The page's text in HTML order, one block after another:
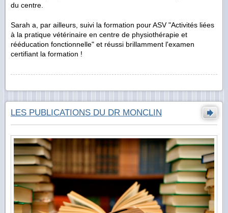
du centre.
Sarah a, par ailleurs, suivi la formation pour ASV "Activités liées
à la pratique vétérinaire en centre de physiothérapie et
rééducation fonctionnelle" et réussi brillamment l'examen
certifiant la formation !
LES PUBLICATIONS DU DR MONCLIN